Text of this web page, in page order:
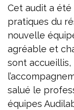
Cet audit a été
pratiques du
nouvelle
agréable et
sont
salué le
équipes